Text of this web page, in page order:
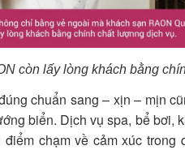
còn lấy lòng khách bằng
chuẩn sang – xịn – mịn
biển. Dịch vụ spa, bể bơi,
chạm về cảm xúc trong